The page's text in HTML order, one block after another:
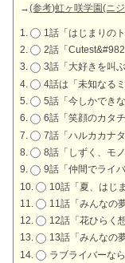
→(参考)虹ヶ咲学園(ニ
1話「はじまりのト
2話「
3話「大好きを叫ぶ
4話は「未知なるミ
5話「今しかでき
6話「笑顔のカタチ
7話「ハルカカナタ
8話「しずく、モ
9話「仲間でライバ
10話「夏、はじ
11話「みんなの
12話「花ひらく
13話「みんなの
ラブライバーな